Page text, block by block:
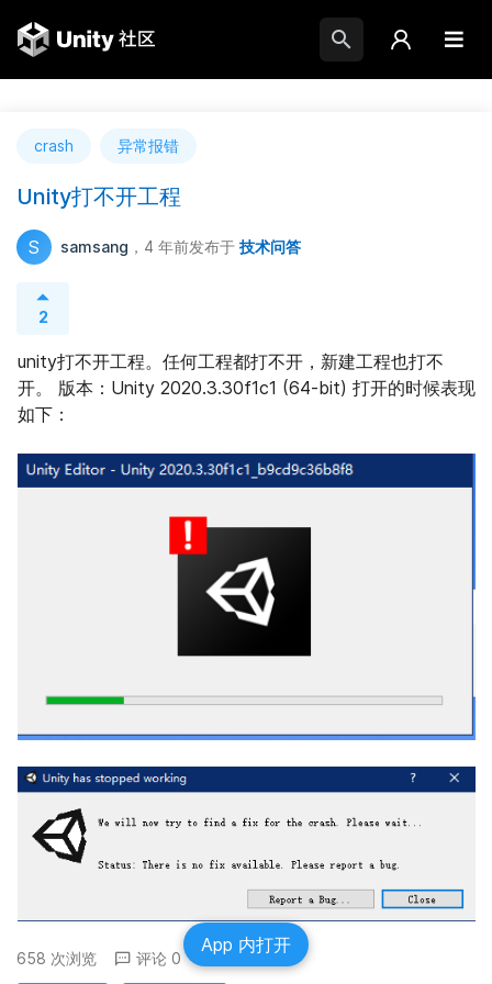
crash 异常报错
Unity打不开工程
S samsang ，4 年前发布于 技术问答
2
unity打不开工程。任何工程都打不开，新建工程也打不
开。 版本：Unity 2020.3.30f1c1 (64-bit) 打开的时候表现
如下：
658 次浏览 评论 0 分享
App 内打开